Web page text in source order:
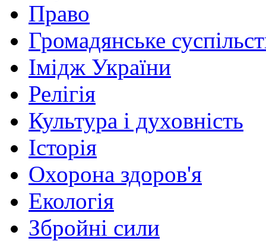
Право
Громадянське
Імідж України
Релігія
Культура і духовність
Історія
Охорона здоров'я
Екологія
Збройні сили